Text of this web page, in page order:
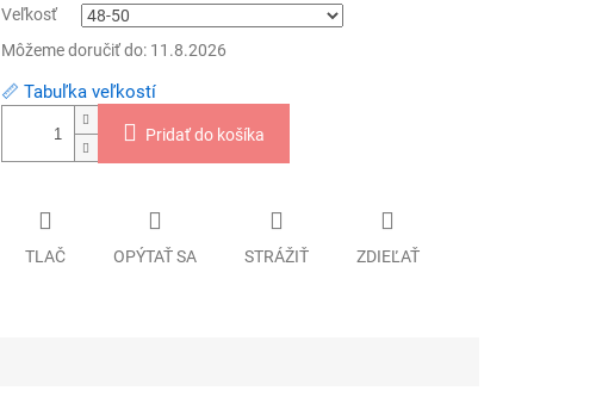
Veľkosť
Môžeme doručiť do: 11.8.2026
📏 Tabuľka veľkostí
Pridať do košíka
TLAČ OPÝTAŤ SA STRÁŽIŤ ZDIEĽAŤ